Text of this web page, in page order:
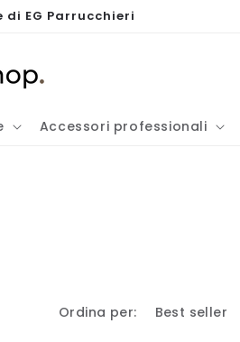
di EG Parrucchieri
Accessori professionali
Ordina per: